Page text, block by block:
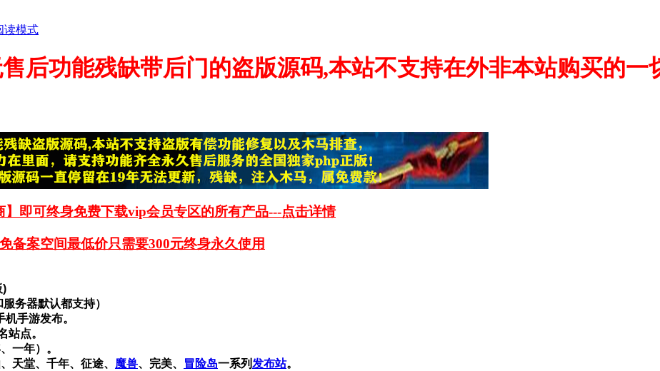
读模式
后功能残缺带后门的盗版源码,本站不支持在外非本站购买的一
】即可终身免费下载vip会员专区的所有产品---点击详情
备案空间最低价只需要300元终身永久使用
)
务器默认都支持）
手游发布。
站点。
一年）。
天堂、千年、征途、 魔兽、完美、 冒险岛一系列发布站。